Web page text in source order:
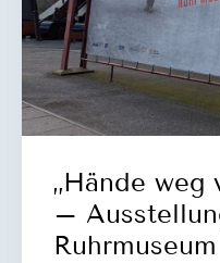
„Hände weg
–
Ruhrmuseum